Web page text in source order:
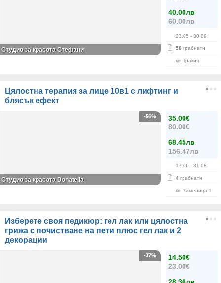
40.00лв
60.00лв
23.05 - 30.09
58 грабнати
кв. Тракия
Студио за красота Стефани
Цялостна терапия за лице 10в1 с лифтинг и
блясък ефект
35.00€
80.00€
68.45лв
156.47лв
17.06 - 31.08
4 грабнати
кв. Каменица 1
-56%
Студио за красота Donatella
Изберете своя педикюр: гел лак или цялостна
грижа с почистване на пети плюс гел лак и 2
декорации
14.50€
23.00€
-37%